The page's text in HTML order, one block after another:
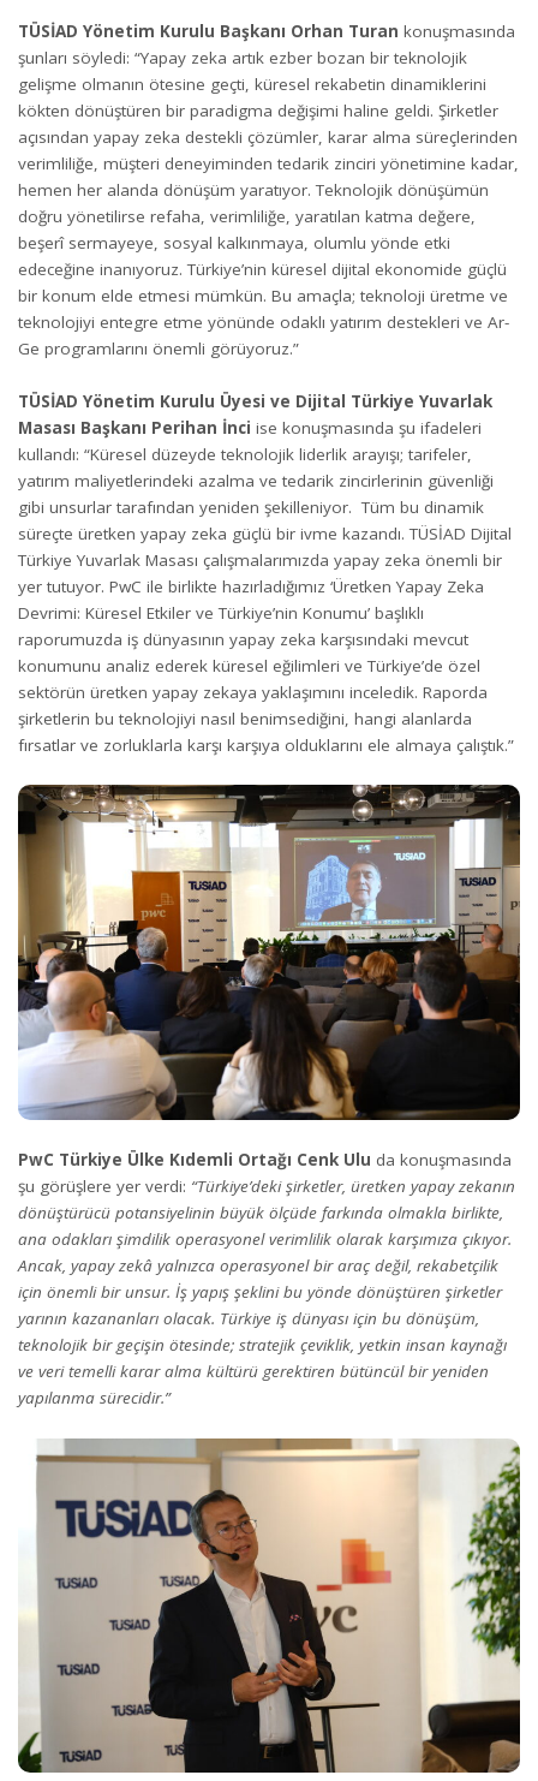
TÜSİAD Yönetim Kurulu Başkanı Orhan Turan konuşmasında
şunları söyledi: “Yapay zeka artık ezber bozan bir teknolojik
gelişme olmanın ötesine geçti, küresel rekabetin dinamiklerini
kökten dönüştüren bir paradigma değişimi haline geldi. Şirketler
açısından yapay zeka destekli çözümler, karar alma süreçlerinden
verimliliğe, müşteri deneyiminden tedarik zinciri yönetimine kadar,
hemen her alanda dönüşüm yaratıyor. Teknolojik dönüşümün
doğru yönetilirse refaha, verimliliğe, yaratılan katma değere,
beşerî sermayeye, sosyal kalkınmaya, olumlu yönde etki
edeceğine inanıyoruz. Türkiye’nin küresel dijital ekonomide güçlü
bir konum elde etmesi mümkün. Bu amaçla; teknoloji üretme ve
teknolojiyi entegre etme yönünde odaklı yatırım destekleri ve Ar-
Ge programlarını önemli görüyoruz.”
TÜSİAD Yönetim Kurulu Üyesi ve Dijital Türkiye Yuvarlak
Masası Başkanı Perihan İnci ise konuşmasında şu ifadeleri
kullandı: “Küresel düzeyde teknolojik liderlik arayışı; tarifeler,
yatırım maliyetlerindeki azalma ve tedarik zincirlerinin güvenliği
gibi unsurlar tarafından yeniden şekilleniyor. Tüm bu dinamik
süreçte üretken yapay zeka güçlü bir ivme kazandı. TÜSİAD Dijital
Türkiye Yuvarlak Masası çalışmalarımızda yapay zeka önemli bir
yer tutuyor. PwC ile birlikte hazırladığımız ‘Üretken Yapay Zeka
Devrimi: Küresel Etkiler ve Türkiye’nin Konumu’ başlıklı
raporumuzda iş dünyasının yapay zeka karşısındaki mevcut
konumunu analiz ederek küresel eğilimleri ve Türkiye’de özel
sektörün üretken yapay zekaya yaklaşımını inceledik. Raporda
şirketlerin bu teknolojiyi nasıl benimsediğini, hangi alanlarda
fırsatlar ve zorluklarla karşı karşıya olduklarını ele almaya çalıştık.”
PwC Türkiye Ülke Kıdemli Ortağı Cenk Ulu da konuşmasında
şu görüşlere yer verdi: “Türkiye’deki şirketler, üretken yapay zekanın
dönüştürücü potansiyelinin büyük ölçüde farkında olmakla birlikte,
ana odakları şimdilik operasyonel verimlilik olarak karşımıza çıkıyor.
Ancak, yapay zekâ yalnızca operasyonel bir araç değil, rekabetçilik
için önemli bir unsur. İş yapış şeklini bu yönde dönüştüren şirketler
yarının kazananları olacak. Türkiye iş dünyası için bu dönüşüm,
teknolojik bir geçişin ötesinde; stratejik çeviklik, yetkin insan kaynağı
ve veri temelli karar alma kültürü gerektiren bütüncül bir yeniden
yapılanma sürecidir.”